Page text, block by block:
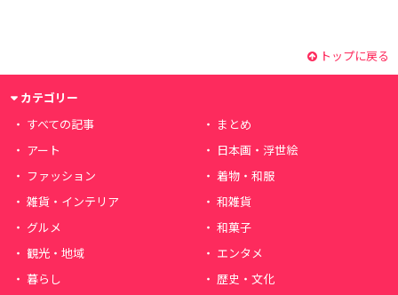
トップに戻る
カテゴリー
すべての記事
まとめ
アート
日本画・浮世絵
ファッション
着物・和服
雑貨・インテリア
和雑貨
グルメ
和菓子
観光・地域
エンタメ
暮らし
歴史・文化